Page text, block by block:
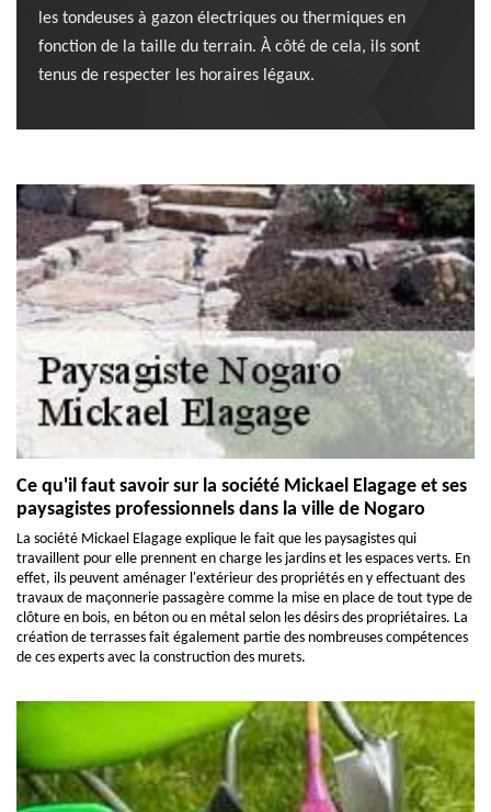
les tondeuses à gazon électriques ou thermiques en
fonction de la taille du terrain. À côté de cela, ils sont
tenus de respecter les horaires légaux.
Ce qu'il faut savoir sur la société Mickael Elagage et ses
paysagistes professionnels dans la ville de Nogaro
La société Mickael Elagage explique le fait que les paysagistes qui
travaillent pour elle prennent en charge les jardins et les espaces verts. En
effet, ils peuvent aménager l'extérieur des propriétés en y effectuant des
travaux de maçonnerie passagère comme la mise en place de tout type de
clôture en bois, en béton ou en métal selon les désirs des propriétaires. La
création de terrasses fait également partie des nombreuses compétences
de ces experts avec la construction des murets.